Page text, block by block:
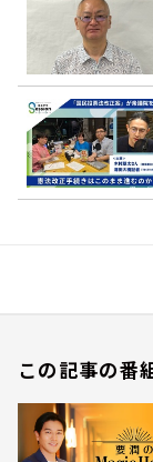
この記事の番